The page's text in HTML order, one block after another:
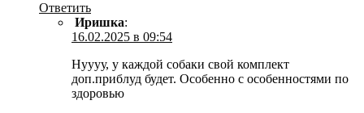
Ответить
Иришка:
16.02.2025 в 09:54
Нуууу, у каждой собаки свой комплект
доп.приблуд будет. Особенно с особенностями по
здоровью